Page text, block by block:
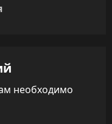
необходимо